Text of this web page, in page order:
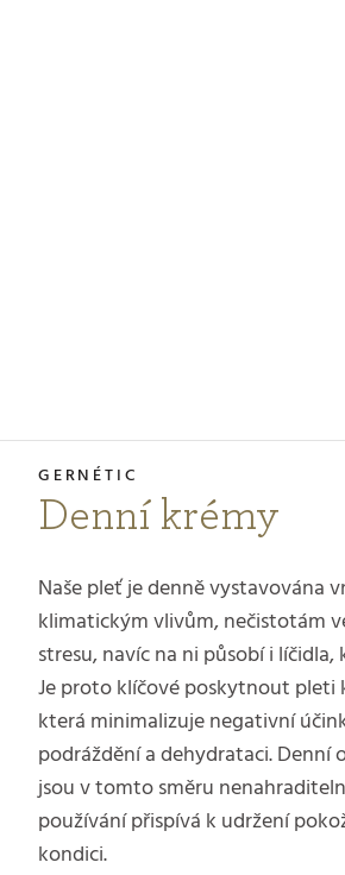
Denní krémy
Naše pleť je denně vystavována
klimatickým vlivům, nečistotám
stresu, navíc na ni působí i
Je proto klíčové poskytnout pleti
která minimalizuje negativní
podráždění a dehydrataci. Denní
jsou v tomto směru
používání přispívá k udržení
kondici.